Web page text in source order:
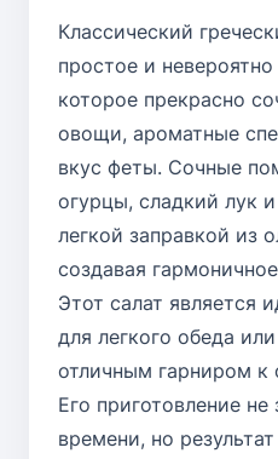
Классический
простое и
которое прекрасно
овощи, ароматные
вкус феты. Сочные
огурцы, сладкий лук
легкой заправкой из
создавая
Этот салат является
для легкого обеда
отличным гарниром
Его приготовление
времени, но